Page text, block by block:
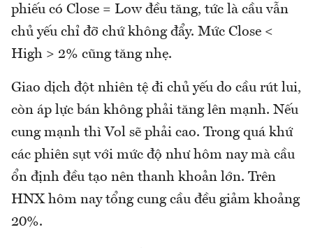
phiếu có Close = Low đều tăng, tức là cầu vẫn
chủ yếu chỉ đỡ chứ không đẩy. Mức Close <
High > 2% cũng tăng nhẹ.
Giao dịch đột nhiên tệ đi chủ yếu do cầu rút lui,
còn áp lực bán không phải tăng lên mạnh. Nếu
cung mạnh thì Vol sẽ phải cao. Trong quá khứ
các phiên sụt với mức độ như hôm nay mà cầu
ổn định đều tạo nên thanh khoản lớn. Trên
HNX hôm nay tổng cung cầu đều giảm khoảng
20%.